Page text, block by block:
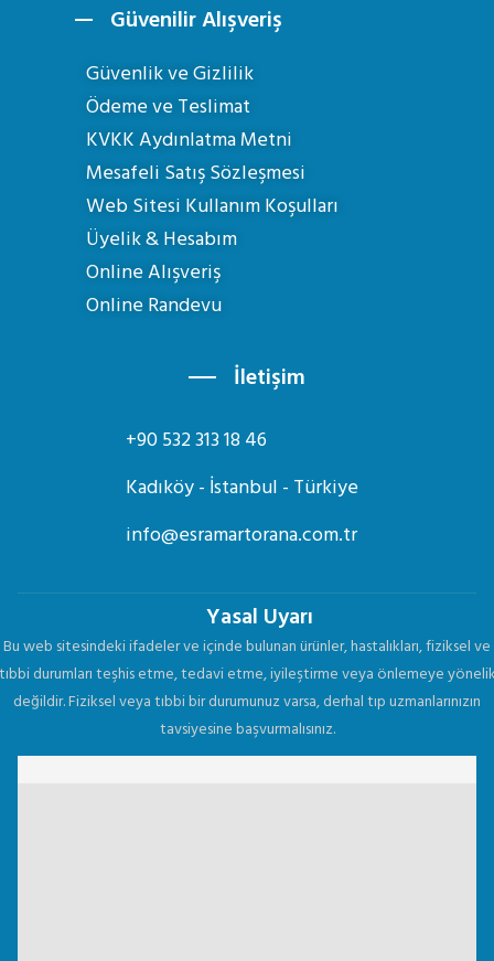
Güvenilir Alışveriş
Güvenlik ve Gizlilik
Ödeme ve Teslimat
KVKK Aydınlatma Metni
Mesafeli Satış Sözleşmesi
Web Sitesi Kullanım Koşulları
Üyelik & Hesabım
Online Alışveriş
Online Randevu
İletişim
+90 532 313 18 46
Kadıköy - İstanbul - Türkiye
info@esramartorana.com.tr
Yasal Uyarı
Bu web sitesindeki ifadeler ve içinde bulunan ürünler, hastalıkları, fiziksel ve
durumları teşhis etme, tedavi etme, iyileştirme veya önlemeye
değildir. Fiziksel veya tıbbi bir durumunuz varsa, derhal tıp uzmanlarınızın
tavsiyesine başvurmalısınız.